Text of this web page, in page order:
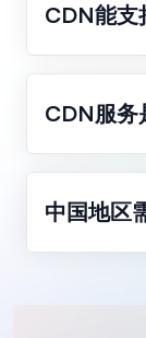
CDN能支
CDN服务
中国地区